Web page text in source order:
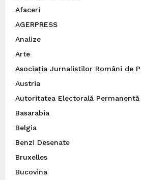
Afaceri
AGERPRESS
Analize
Arte
Asociația Jurnaliștilor Români de
Austria
Autoritatea Electorală Permanentă
Basarabia
Belgia
Benzi Desenate
Bruxelles
Bucovina